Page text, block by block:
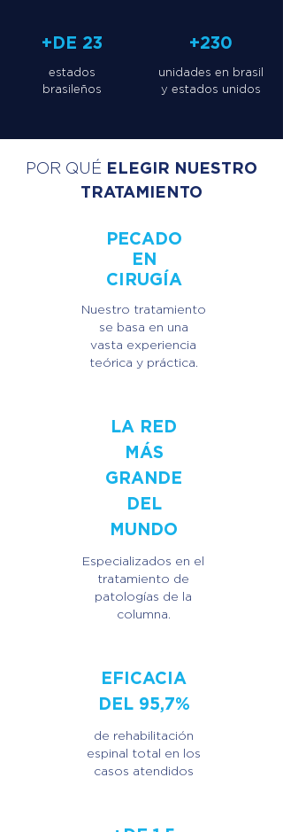
+DE 23
estados
brasileños
+230
unidades en brasil
y estados unidos
POR QUÉ ELEGIR NUESTRO
TRATAMIENTO
PECADO
EN
CIRUGÍA
Nuestro tratamiento
se basa en una
vasta experiencia
teórica y práctica.
LA RED
MÁS
GRANDE
DEL
MUNDO
Especializados en el
tratamiento de
patologías de la
columna.
EFICACIA
DEL 95,7%
de rehabilitación
espinal total en los
casos atendidos